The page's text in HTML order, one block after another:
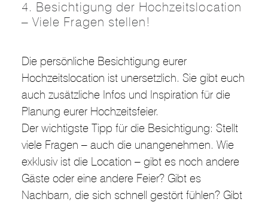
4. Besichtigung der Hochzeitslocation
– Viele Fragen stellen!
Die persönliche Besichtigung eurer
Hochzeitslocation ist unersetzlich. Sie gibt euch
auch zusätzliche Infos und Inspiration für die
Planung eurer Hochzeitsfeier.
Der wichtigste Tipp für die Besichtigung: Stellt
viele Fragen – auch die unangenehmen. Wie
exklusiv ist die Location – gibt es noch andere
Gäste oder eine andere Feier? Gibt es
Nachbarn, die sich schnell gestört fühlen? Gibt